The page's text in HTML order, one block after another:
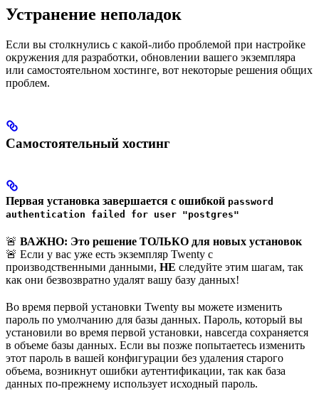
Устранение неполадок
Если вы столкнулись с какой-либо проблемой при настройке
окружения для разработки, обновлении вашего экземпляра
или самостоятельном хостинге, вот некоторые решения общих
проблем.
Самостоятельный хостинг
Первая установка завершается с ошибкой password
authentication failed for user "postgres"
🚨 ВАЖНО: Это решение ТОЛЬКО для новых установок
🚨 Если у вас уже есть экземпляр Twenty с
производственными данными, НЕ следуйте этим шагам, так
как они безвозвратно удалят вашу базу данных!
Во время первой установки Twenty вы можете изменить
пароль по умолчанию для базы данных. Пароль, который вы
установили во время первой установки, навсегда сохраняется
в объеме базы данных. Если вы позже попытаетесь изменить
этот пароль в вашей конфигурации без удаления старого
объема, возникнут ошибки аутентификации, так как база
данных по-прежнему использует исходный пароль.